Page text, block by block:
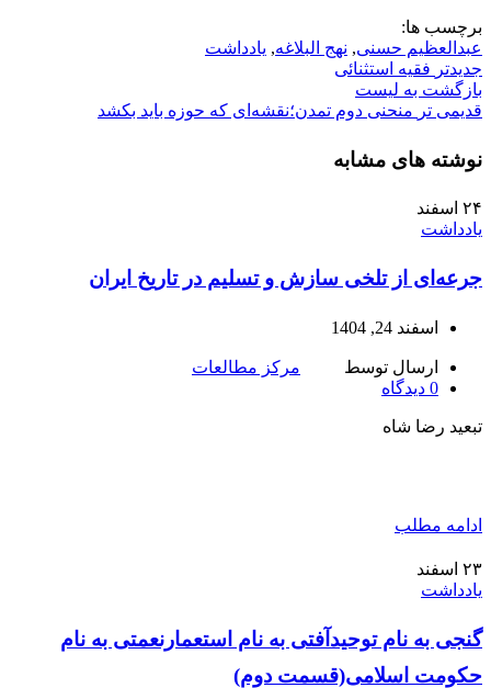
برچسب ها:
عبدالعظیم حسنی, نهج البلاغه, یادداشت
جدیدتر فقیه استثنائی
بازگشت به لیست
قدیمی تر منحنی دوم تمدن؛نقشه‌ای که حوزه باید بکشد
نوشته های مشابه
۲۴ اسفند
یادداشت
جرعه‌ای از تلخی سازش و تسلیم در تاریخ ایران
اسفند 24, 1404
ارسال توسط
مرکز مطالعات
0 دیدگاه
تبعید رضا شاه
ادامه مطلب
۲۳ اسفند
یادداشت
گنجی به نام توحیدآفتی به نام استعمارنعمتی به نام
حکومت اسلامی(قسمت دوم)